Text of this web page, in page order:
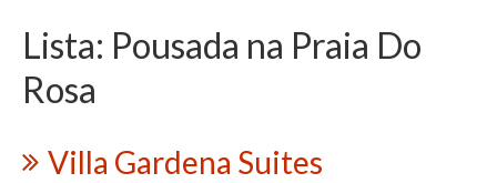
Lista: Pousada na Praia Do
Rosa
Villa Gardena Suites